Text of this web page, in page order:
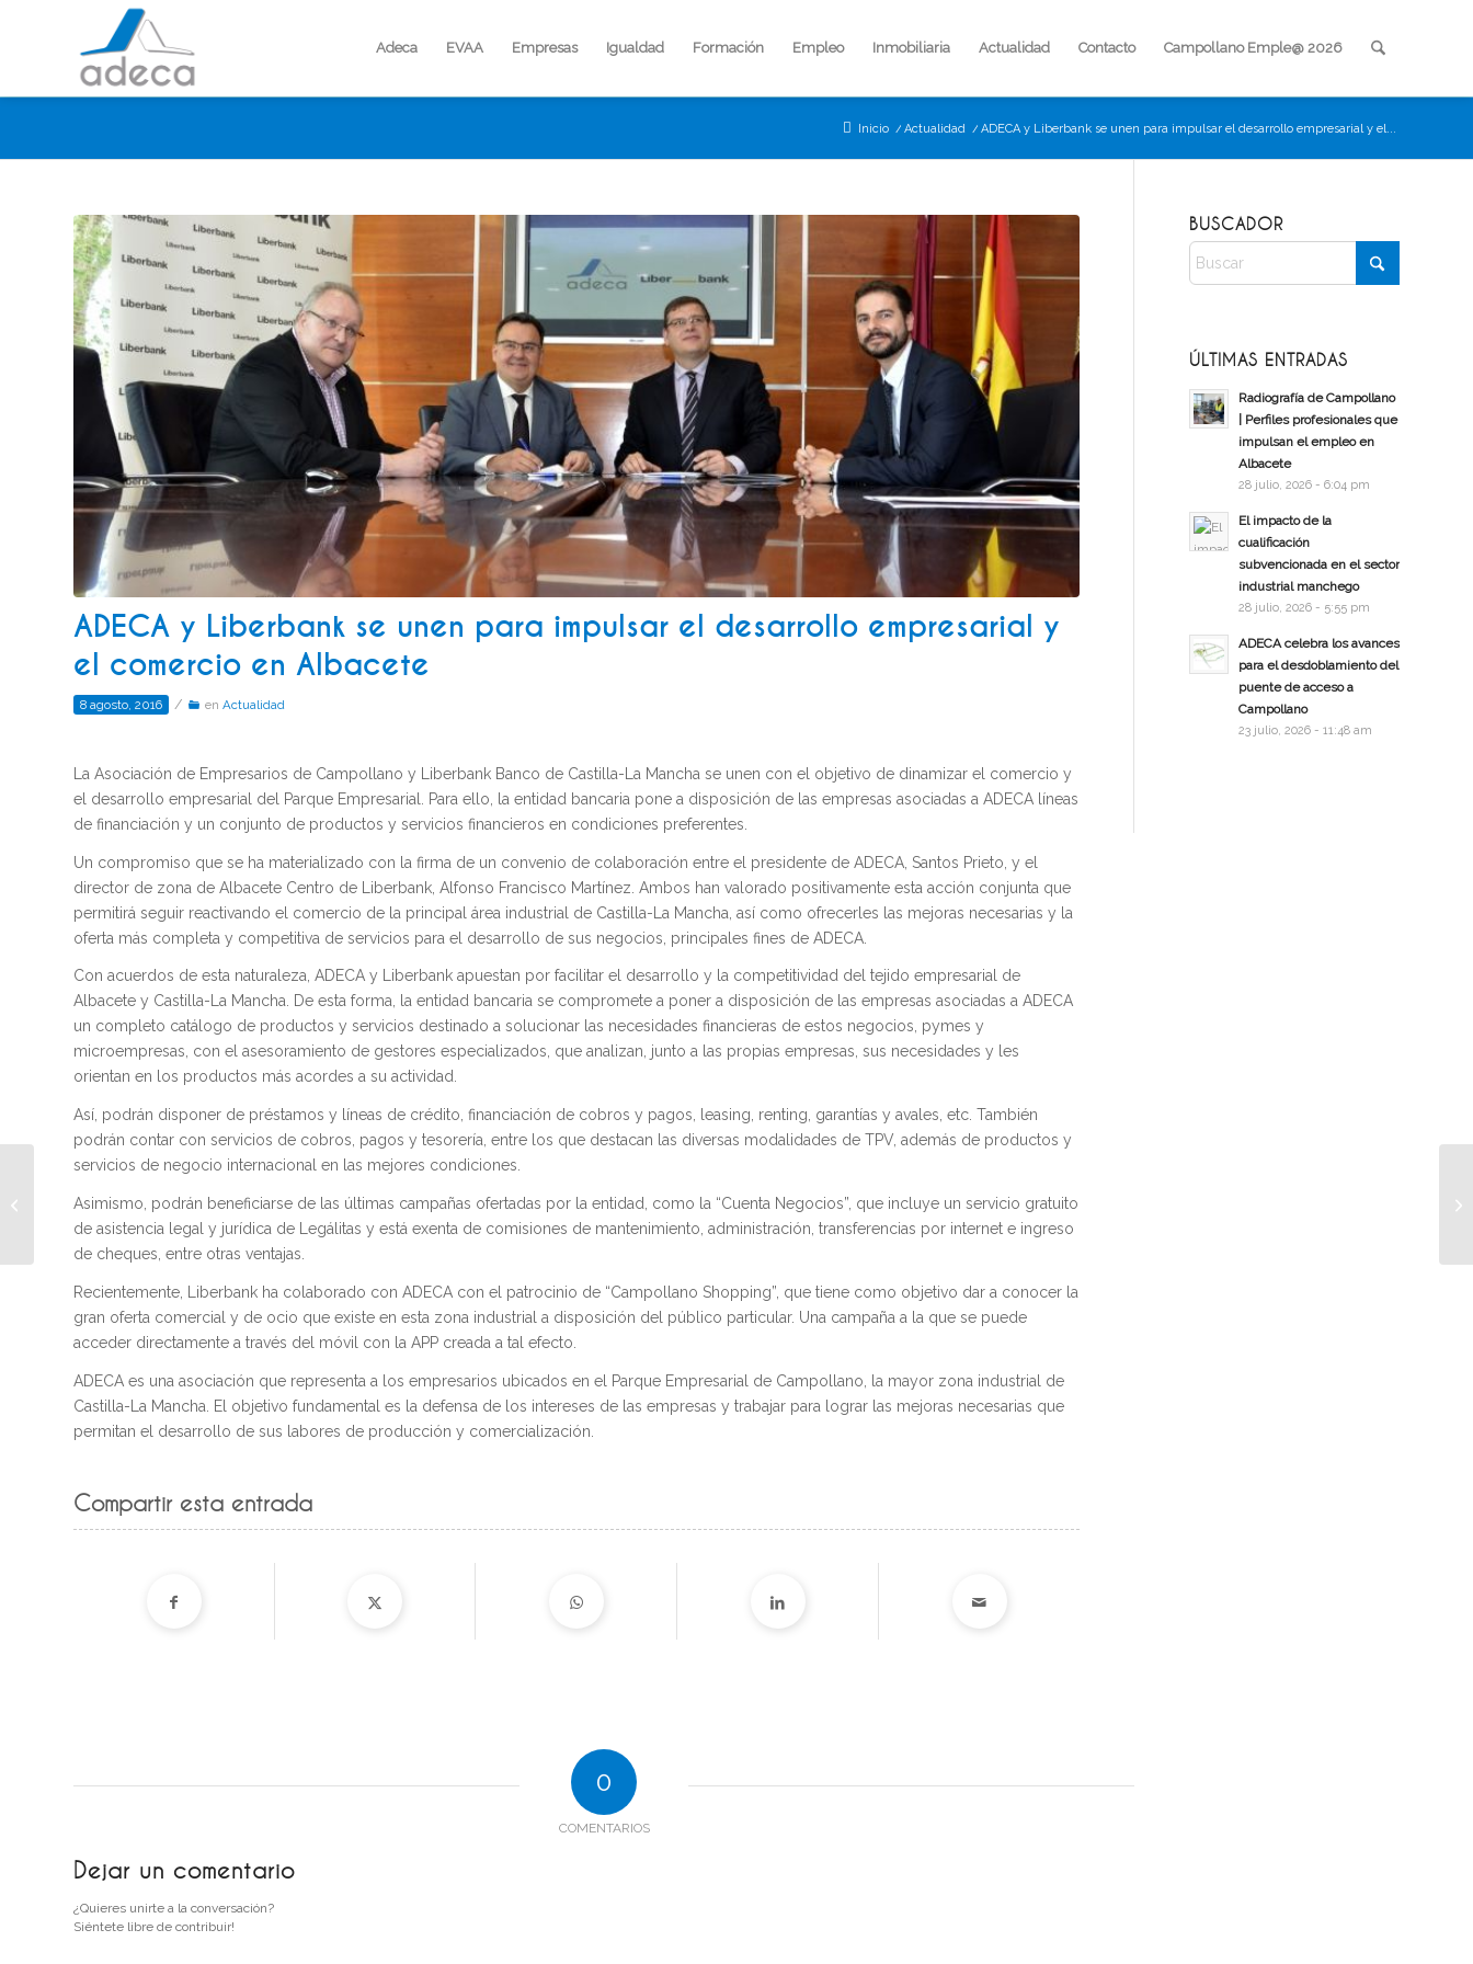
Adeca EVAA Empresas Igualdad Formación Empleo Inmobiliaria Actualidad Contacto Campollano Emple@ 2026
Inicio / Actualidad / ADECA y Liberbank se unen para impulsar el desarrollo empresarial y el...
ADECA y Liberbank se unen para impulsar el desarrollo empresarial y
el comercio en Albacete
8 agosto, 2016 / en Actualidad
La Asociación de Empresarios de Campollano y Liberbank Banco de Castilla-La Mancha se unen con el objetivo de dinamizar el comercio y
el desarrollo empresarial del Parque Empresarial. Para ello, la entidad bancaria pone a disposición de las empresas asociadas a ADECA líneas
de financiación y un conjunto de productos y servicios financieros en condiciones preferentes.
Un compromiso que se ha materializado con la firma de un convenio de colaboración entre el presidente de ADECA, Santos Prieto, y el
director de zona de Albacete Centro de Liberbank, Alfonso Francisco Martínez. Ambos han valorado positivamente esta acción conjunta que
permitirá seguir reactivando el comercio de la principal área industrial de Castilla-La Mancha, así como ofrecerles las mejoras necesarias y la
oferta más completa y competitiva de servicios para el desarrollo de sus negocios, principales fines de ADECA.
Con acuerdos de esta naturaleza, ADECA y Liberbank apuestan por facilitar el desarrollo y la competitividad del tejido empresarial de
Albacete y Castilla-La Mancha. De esta forma, la entidad bancaria se compromete a poner a disposición de las empresas asociadas a ADECA
un completo catálogo de productos y servicios destinado a solucionar las necesidades financieras de estos negocios, pymes y
microempresas, con el asesoramiento de gestores especializados, que analizan, junto a las propias empresas, sus necesidades y les
orientan en los productos más acordes a su actividad.
Así, podrán disponer de préstamos y líneas de crédito, financiación de cobros y pagos, leasing, renting, garantías y avales, etc. También
podrán contar con servicios de cobros, pagos y tesorería, entre los que destacan las diversas modalidades de TPV, además de productos y
servicios de negocio internacional en las mejores condiciones.
Asimismo, podrán beneficiarse de las últimas campañas ofertadas por la entidad, como la “Cuenta Negocios”, que incluye un servicio gratuito
de asistencia legal y jurídica de Legálitas y está exenta de comisiones de mantenimiento, administración, transferencias por internet e ingreso
de cheques, entre otras ventajas.
Recientemente, Liberbank ha colaborado con ADECA con el patrocinio de “Campollano Shopping”, que tiene como objetivo dar a conocer la
gran oferta comercial y de ocio que existe en esta zona industrial a disposición del público particular. Una campaña a la que se puede
acceder directamente a través del móvil con la APP creada a tal efecto.
ADECA es una asociación que representa a los empresarios ubicados en el Parque Empresarial de Campollano, la mayor zona industrial de
Castilla-La Mancha. El objetivo fundamental es la defensa de los intereses de las empresas y trabajar para lograr las mejoras necesarias que
permitan el desarrollo de sus labores de producción y comercialización.
Compartir esta entrada
0
COMENTARIOS
Dejar un comentario
¿Quieres unirte a la conversación?
Siéntete libre de contribuir!
BUSCADOR
ÚLTIMAS ENTRADAS
Radiografía de Campollano
| Perfiles profesionales que
impulsan el empleo en
Albacete
28 julio, 2026 - 6:04 pm
El impacto de la
cualificación
subvencionada en el sector
industrial manchego
28 julio, 2026 - 5:55 pm
ADECA celebra los avances
para el desdoblamiento del
puente de acceso a
Campollano
23 julio, 2026 - 11:48 am
ADECA colaborará con
el Programa Incorpora
de la Obra Social “la